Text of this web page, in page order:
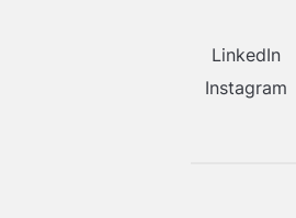
LinkedIn
Instagram